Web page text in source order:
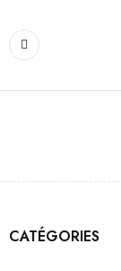
CATÉGORIES